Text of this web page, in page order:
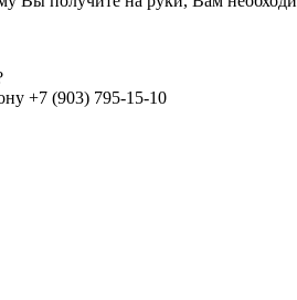
+7 (903) 795-15-10